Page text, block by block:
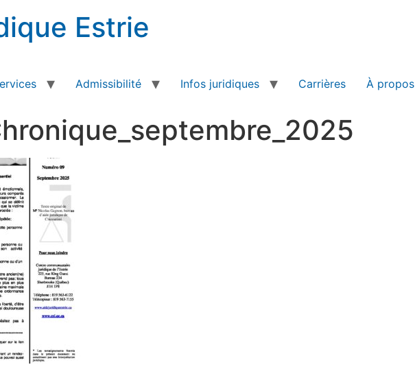
Estrie
Admissibilité Infos juridiques Carrières À propos